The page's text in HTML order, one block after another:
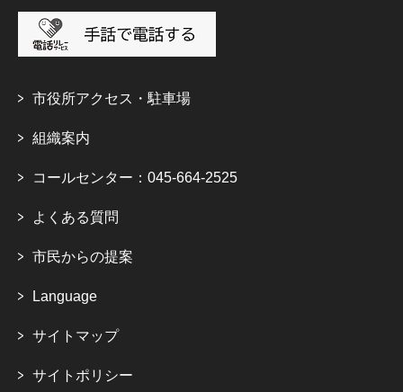
市役所アクセス・駐車場
組織案内
コールセンター：045-664-2525
よくある質問
市民からの提案
Language
サイトマップ
サイトポリシー